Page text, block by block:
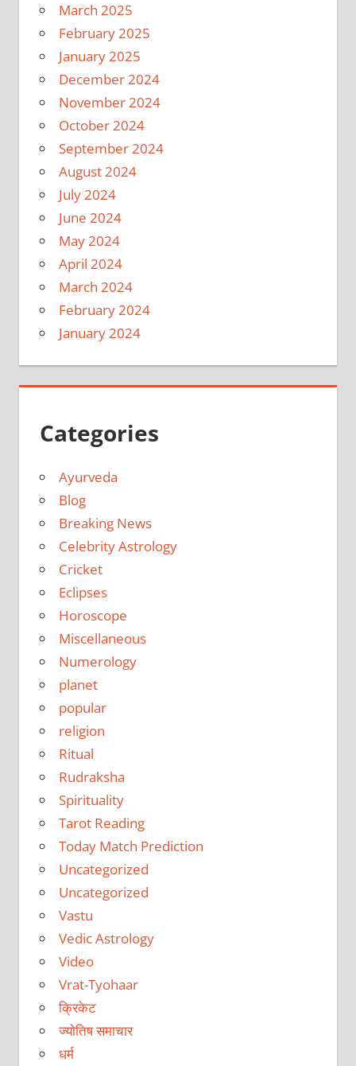
March 2025
February 2025
January 2025
December 2024
November 2024
October 2024
September 2024
August 2024
July 2024
June 2024
May 2024
April 2024
March 2024
February 2024
January 2024
Categories
Ayurveda
Blog
Breaking News
Celebrity Astrology
Cricket
Eclipses
Horoscope
Miscellaneous
Numerology
planet
popular
religion
Ritual
Rudraksha
Spirituality
Tarot Reading
Today Match Prediction
Uncategorized
Uncategorized
Vastu
Vedic Astrology
Video
Vrat-Tyohaar
क्रिकेट
ज्योतिष समाचार
धर्म